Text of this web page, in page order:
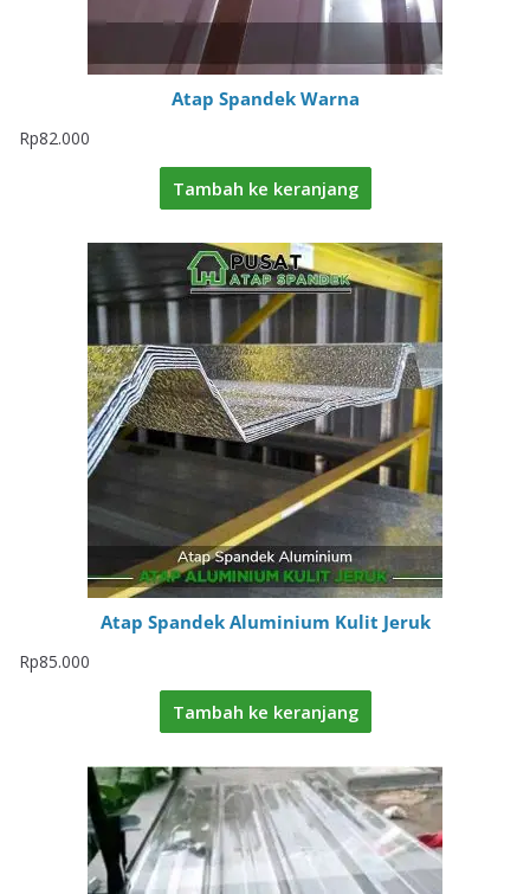
Atap Spandek Warna
Rp82.000
Tambah ke keranjang
Atap Spandek Aluminium Kulit Jeruk
Rp85.000
Tambah ke keranjang